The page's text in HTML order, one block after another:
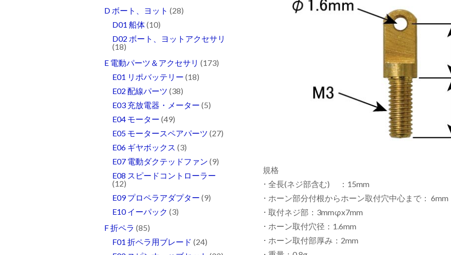
規格
･ 全長(ネジ部含む) ：15mm
･ ホーン部分付根からホーン取付穴中心まで： 6mm
･ 取付ネジ部：3mmφx7mm
･ ホーン取付穴径：1.6mm
･ ホーン取付部厚み：2mm
D ボート、ヨット (28)
D01 船体(10)
D02 ボート、ヨットアクセサリ
(18)
E 電動パーツ＆アクセサリ (173)
E01 リポバッテリー (18)
E02 配線パーツ (38)
E03 充放電器・メーター (5)
E04 モーター (49)
E05 モータースペアパーツ (27)
E06 ギヤボックス (3)
E07 電動ダクテッドファン (9)
E08 スピードコントローラー
(12)
E09 プロペラアダプター (9)
E10 イーパック (3)
F 折ペラ (85)
F01 折ペラ用ブレード (24)